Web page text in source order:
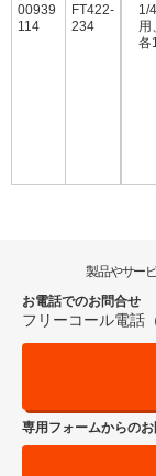
00939
114
FT422-
234
1/
各
製品やサー
お電話でのお問合せ
フリーコール電話
専用フォームからの